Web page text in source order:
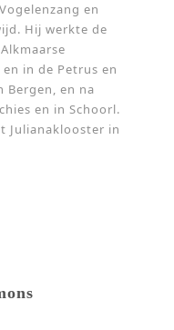
en
Hij werkte de
in de Petrus en
Bergen, en na
en in Schoorl.
Julianaklooster in